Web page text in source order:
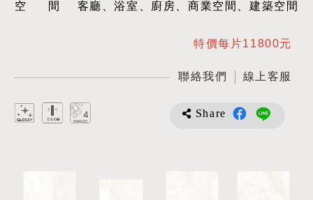
空間客廳、浴室、廚房、商業空間、建築空間
特價每片11800元
聯絡我們 線上客服
Share